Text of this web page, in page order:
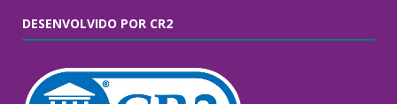
DESENVOLVIDO POR CR2